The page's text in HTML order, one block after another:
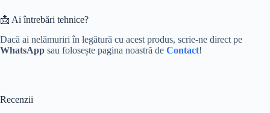
📩 Ai întrebări tehnice?
Dacă ai nelămuriri în legătură cu acest produs, scrie-ne direct pe
WhatsApp sau folosește pagina noastră de Contact!
Recenzii